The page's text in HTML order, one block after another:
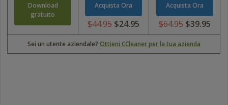
Download
gratuito
Acquista Ora
$44.95 $24.95
USD
44.95
USD
Acquista Ora
$64.95 $39.95
USD
64.95
USD
Sei un utente aziendale? Ottieni CCleaner per la tua azienda